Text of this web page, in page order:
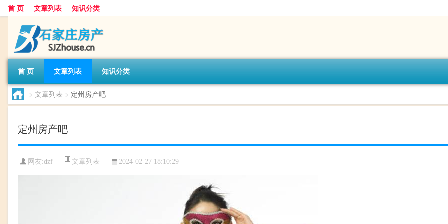
首 页 文章列表 知识分类
首 页 文章列表 知识分类
> 文章列表 > 定州房产吧
定州房产吧
网友:dzf 文章列表 2024-02-27 18:10:29